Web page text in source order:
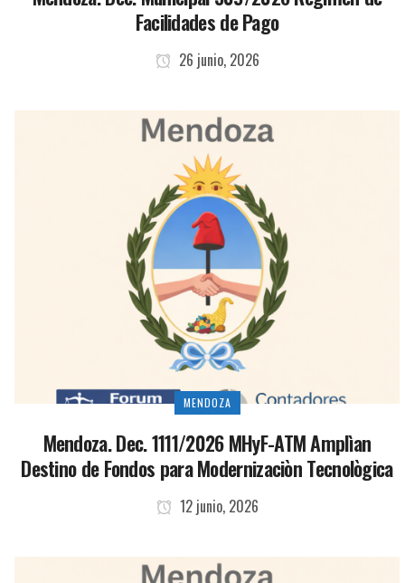
Facilidades de Pago
26 junio, 2026
MENDOZA
Mendoza. Dec. 1111/2026 MHyF-ATM Amplìan
Destino de Fondos para Modernizaciòn Tecnològica
12 junio, 2026